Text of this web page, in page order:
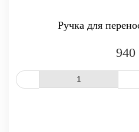
Ручка для
940